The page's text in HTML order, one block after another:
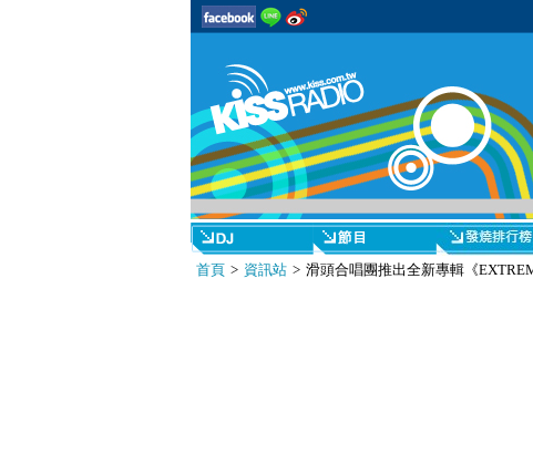
首頁> 資訊站> 滑頭合唱團推出全新專輯《